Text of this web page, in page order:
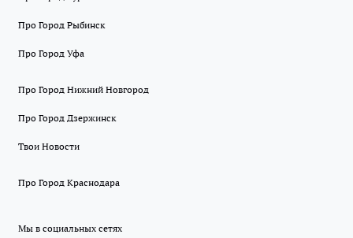
Про Город Рыбинск
Про Город Уфа
Про Город Нижний Новгород
Про Город Дзержинск
Твои Новости
Про Город Краснодара
Мы в социальных сетях